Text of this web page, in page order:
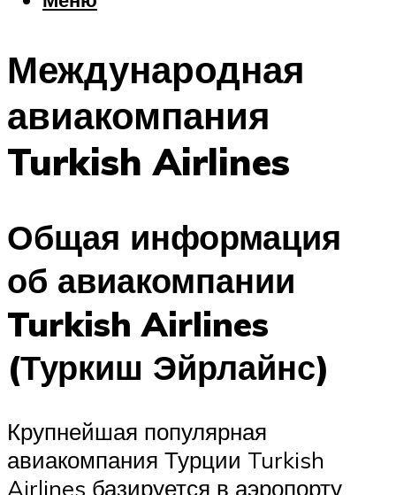
Шоппинг
Что посетить
Меню
Международная
авиакомпания
Turkish Airlines
Общая информация
об авиакомпании
Turkish Airlines
(Туркиш Эйрлайнс)
Крупнейшая популярная
авиакомпания Турции Turkish
Airlines базируется в аэропорту